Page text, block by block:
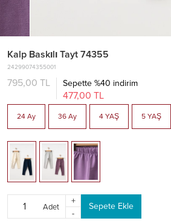
Kalp Baskılı Tayt 74355
24299074355001
795,00 TL Sepette %40 indirim
477,00 TL
24 Ay 36 Ay 4 YAŞ 5 YAŞ
Adet
+
-
Sepete Ekle